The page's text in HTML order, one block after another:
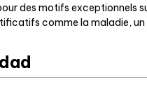
des motifs exceptionnels
comme la maladie,